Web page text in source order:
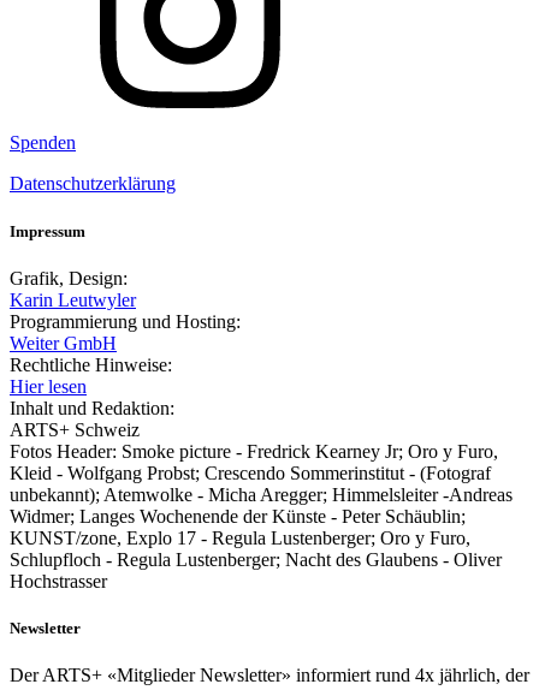
Spenden
Datenschutzerklärung
Impressum
Grafik, Design:
Karin Leutwyler
Programmierung und Hosting:
Weiter GmbH
Rechtliche Hinweise:
Hier lesen
Inhalt und Redaktion:
ARTS+ Schweiz
Fotos Header: Smoke picture - Fredrick Kearney Jr; Oro y Furo,
Kleid - Wolfgang Probst; Crescendo Sommerinstitut - (Fotograf
unbekannt); Atemwolke - Micha Aregger; Himmelsleiter -Andreas
Widmer; Langes Wochenende der Künste - Peter Schäublin;
KUNST/zone, Explo 17 - Regula Lustenberger; Oro y Furo,
Schlupfloch - Regula Lustenberger; Nacht des Glaubens - Oliver
Hochstrasser
Newsletter
Der ARTS+ «Mitglieder Newsletter» informiert rund 4x jährlich, der